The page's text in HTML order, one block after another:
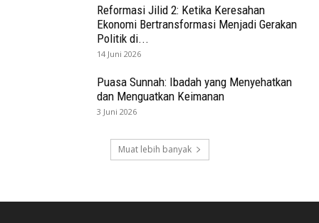
Reformasi Jilid 2: Ketika Keresahan
Ekonomi Bertransformasi Menjadi Gerakan
Politik di...
14 Juni 2026
Puasa Sunnah: Ibadah yang Menyehatkan
dan Menguatkan Keimanan
3 Juni 2026
Muat lebih banyak